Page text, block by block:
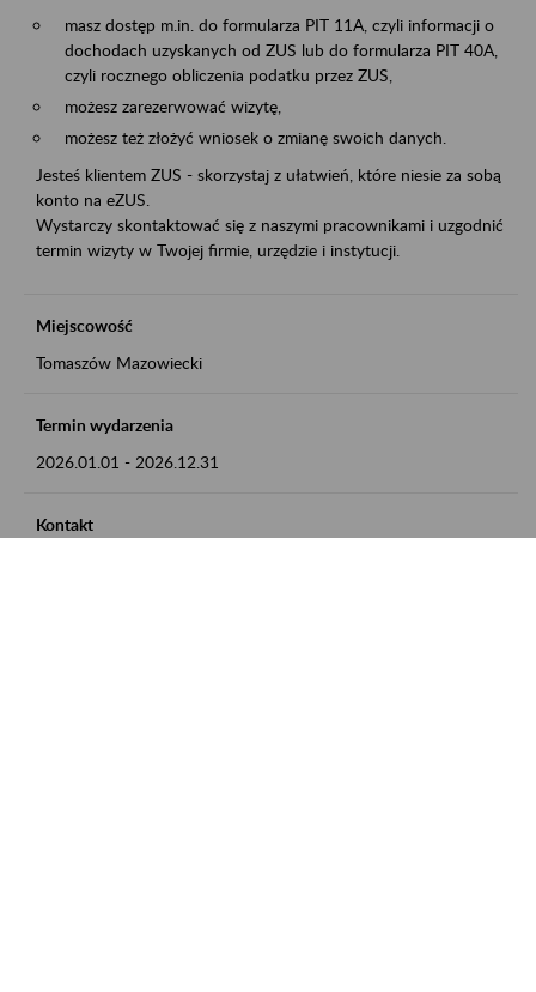
masz dostęp m.in. do formularza PIT 11A, czyli informacji o
dochodach uzyskanych od ZUS lub do formularza PIT 40A,
czyli rocznego obliczenia podatku przez ZUS,
możesz zarezerwować wizytę,
możesz też złożyć wniosek o zmianę swoich danych.
Jesteś klientem ZUS - skorzystaj z ułatwień, które niesie za sobą
konto na eZUS.
Wystarczy skontaktować się z naszymi pracownikami i uzgodnić
termin wizyty w Twojej firmie, urzędzie i instytucji.
Miejscowość
Tomaszów Mazowiecki
Termin wydarzenia
2026.01.01 - 2026.12.31
Kontakt